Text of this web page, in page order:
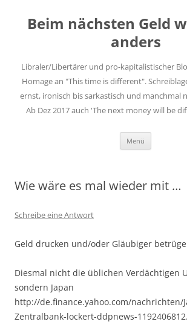
springen
Beim nächsten Geld
anders
Libraler/Libertärer und pro-kapitalistischer
Homage an "This time is different".
ernst, ironisch bis sarkastisch und manchmal
Ab Dez 2017 auch 'The next money will be
Menü
Wie wäre es mal wieder mit …
Schreibe eine Antwort
Geld drucken und/oder Gläubiger
Diesmal nicht die üblichen Verdächtigen
sondern Japan
http://de.finance.yahoo.com/nachrichten/
Zentralbank-lockert-ddpnews-